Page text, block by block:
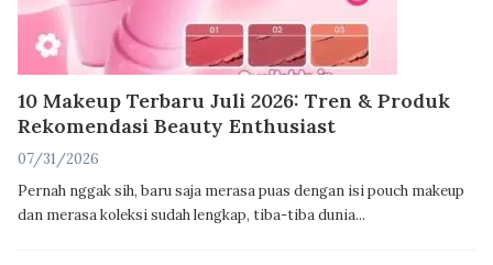
10 Makeup Terbaru Juli 2026: Tren & Produk
Rekomendasi Beauty Enthusiast
07/31/2026
Pernah nggak sih, baru saja merasa puas dengan isi pouch makeup
dan merasa koleksi sudah lengkap, tiba-tiba dunia...